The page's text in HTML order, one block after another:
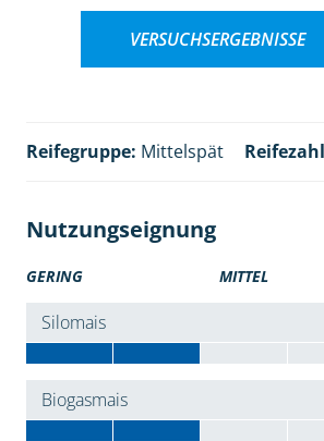
VERSUCHSERGEBNISSE
Reifegruppe: Mittelspät
Nutzungseignung
GERING MITTEL
Silomais
Biogasmais